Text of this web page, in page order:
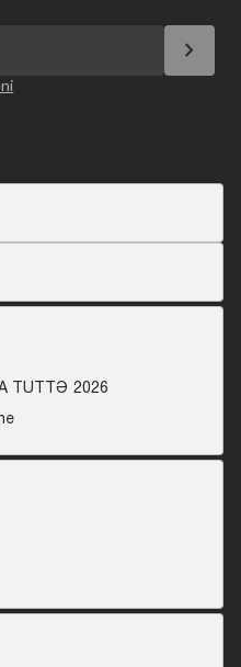
chevron_right
TUTTƏ 2026